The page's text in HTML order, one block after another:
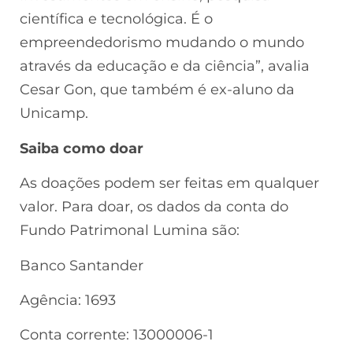
científica e tecnológica. É o
empreendedorismo mudando o mundo
através da educação e da ciência”, avalia
Cesar Gon, que também é ex-aluno da
Unicamp.
Saiba como doar
As doações podem ser feitas em qualquer
valor. Para doar, os dados da conta do
Fundo Patrimonal Lumina são:
Banco Santander
Agência: 1693
Conta corrente: 13000006-1